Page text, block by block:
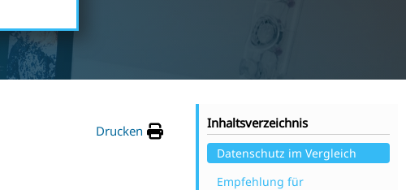
Drucken Inhaltsverzeichnis
Datenschutz im Vergleich
Empfehlung für